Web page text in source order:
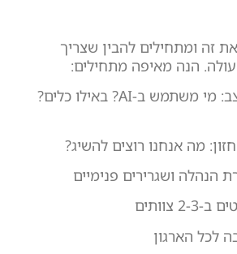
זה ומתחילים להבין שצריך
הנה מאיפה מתחילים:
שבוע 1 – סקר מצב: מי משתמש ב-AI? באילו כלים?